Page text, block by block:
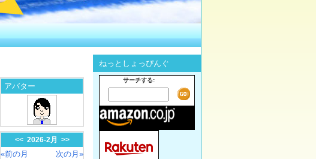
アバター
<< 2026-2月 >>
«前の月
次の月»
ねっとしょっぴんぐ
サーチする: